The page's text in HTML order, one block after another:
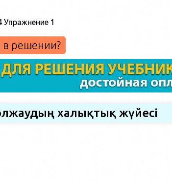
решении?
халықтық жүйесі